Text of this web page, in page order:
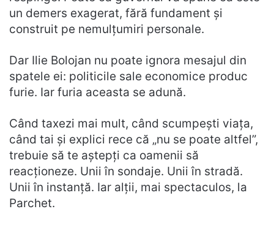
un demers exagerat, fără fundament și
construit pe nemulțumiri personale.
Dar Ilie Bolojan nu poate ignora mesajul din
spatele ei: politicile sale economice produc
furie. Iar furia aceasta se adună.
Când taxezi mai mult, când scumpești viața,
când tai și explici rece că „nu se poate altfel”,
trebuie să te aștepți ca oamenii să
reacționeze. Unii în sondaje. Unii în stradă.
Unii în instanță. Iar alții, mai spectaculos, la
Parchet.